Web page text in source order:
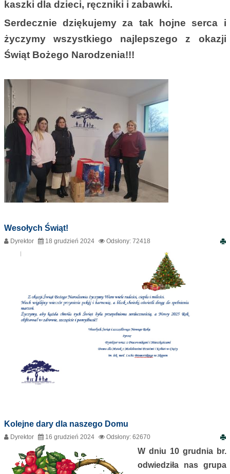
kaszki dla dzieci, ręczniki i zabawki.
Serdecznie dziękujemy za tak hojne serca i
życzymy wszystkiego najlepszego z okazji
Świąt Bożego Narodzenia!!!
Wesołych Świąt!
Dyrektor 18 grudzień 2024 Odsłony: 72418
Kolejne dary dla naszego Domu
Dyrektor 16 grudzień 2024 Odsłony: 62670
W dniu 10 grudnia br.
odwiedziła nas grupa